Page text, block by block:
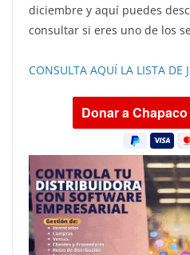
diciembre y aquí puedes
consultar si eres uno de los
CONSULTA AQUÍ LA LISTA DE